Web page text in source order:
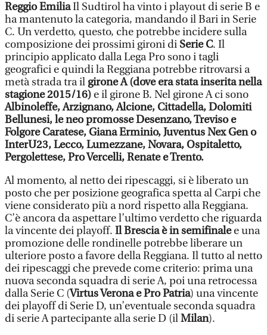
Reggio EmiliaIl Sudtirol ha vinto i playout di serie B e
ha mantenuto la categoria, mandando il Bari in Serie
C. Un verdetto, questo, che potrebbe incidere sulla
composizione dei prossimi gironi di Serie C. Il
principio applicato dalla Lega Pro sono i tagli
geografici e quindi la Reggiana potrebbe ritrovarsi a
metà strada tra il girone A (dove era stata inserita nella
stagione 2015/16) e il girone B. Nel girone A ci sono
Albinoleffe, Arzignano, Alcione, Cittadella, Dolomiti
Bellunesi, le neo promosse Desenzano, Treviso e
Folgore Caratese, Giana Erminio, Juventus Nex Gen o
InterU23, Lecco, Lumezzane, Novara, Ospitaletto,
Pergolettese, Pro Vercelli, Renate e Trento.
Al momento, al netto dei ripescaggi, si è liberato un
posto che per posizione geografica spetta al Carpi che
viene considerato più a nord rispetto alla Reggiana.
C’è ancora da aspettare l’ultimo verdetto che riguarda
la vincente dei playoff. Il Brescia è in semifinalee una
promozione delle rondinelle potrebbe liberare un
ulteriore posto a favore della Reggiana. Il tutto al netto
dei ripescaggi che prevede come criterio: prima una
nuova seconda squadra di serie A, poi una retrocessa
dalla Serie C (Virtus Verona e Pro Patria) una vincente
dei playoff di Serie D, un’eventuale seconda squadra
di serie A partecipante alla serie D (ilMilan).